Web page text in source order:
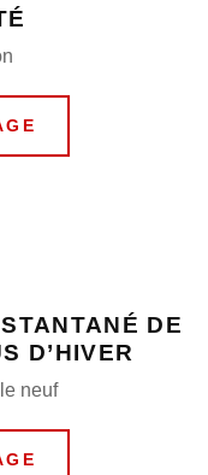
DE
D’HIVER
neuf